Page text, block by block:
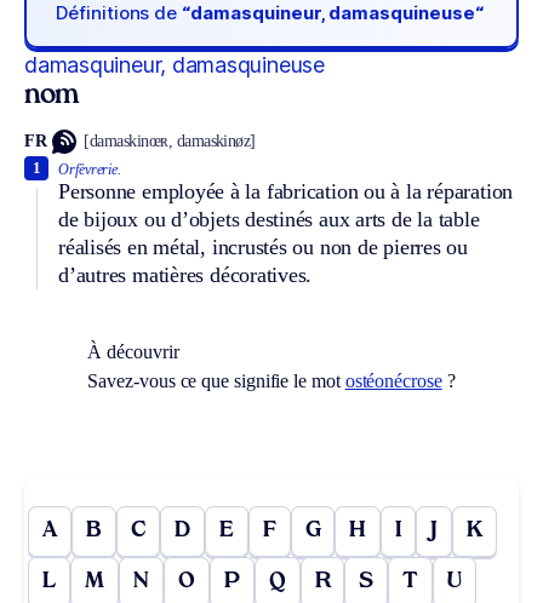
Définitions de “damasquineur, damasquineuse“
damasquineur, damasquineuse
nom
FR [damaskinœʀ, damaskinøz]
Orfèvrerie.
Personne employée à la fabrication ou à la réparation
de bijoux ou d’objets destinés aux arts de la table
réalisés en métal, incrustés ou non de pierres ou
d’autres matières décoratives.
1
À découvrir
Savez-vous ce que signifie le mot ostéonécrose?
A B C D E F G H I J K
L M N O P Q R S T U